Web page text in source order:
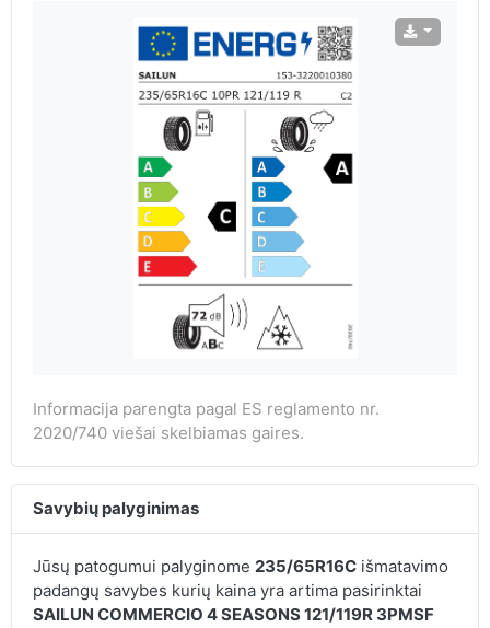
Informacija parengta pagal ES reglamento nr.
2020/740 viešai skelbiamas gaires.
Savybių palyginimas
Jūsų patogumui palyginome 235/65R16Cišmatavimo
padangų savybes kurių kaina yra artima pasirinktai
SAILUN COMMERCIO 4 SEASONS 121/119R 3PMSF